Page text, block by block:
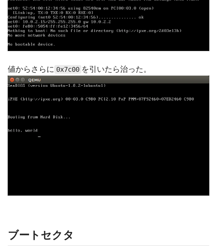
値からさらに 0x7c00 を引いたら治った。
ブートセクタ